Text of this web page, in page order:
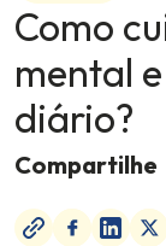
Como
mental
diário?
Compartilhe